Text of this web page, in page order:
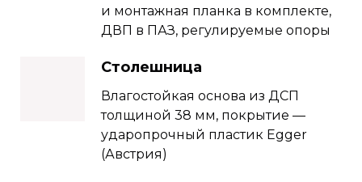
и монтажная планка в комплекте,
ДВП в ПАЗ, регулируемые опоры
Столешница
Влагостойкая основа из ДСП
толщиной 38 мм, покрытие —
ударопрочный пластик Egger
(Австрия)